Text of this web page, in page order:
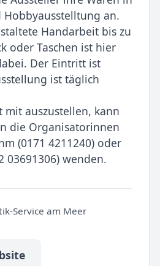
Hobbyausstelltung an.
Handarbeit bis zu
oder Taschen ist hier
Der Eintritt ist
ist täglich
mit auszustellen, kann
die Organisatorinnen
(0171 4211240) oder
03691306) wenden.
Service am Meer